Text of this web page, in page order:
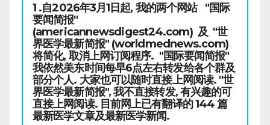
1 .自2026年3月1日起, 我的两个网站 "国际
要闻简报"
(americannewsdigest24.com) 及 "世
界医学最新简报" (worldmednews.com)
将简化, 取消上网订阅程序. "国际要闻简报"
我依然美东时间每早6点左右转发给各个群及
部分个人. 大家也可以随时直接上网阅读. "世
界医学最新简报", 我不直接转发, 有兴趣的可
直接上网阅读. 目前网上已有翻译的 144 篇
最新医学文章及最新医学新闻.